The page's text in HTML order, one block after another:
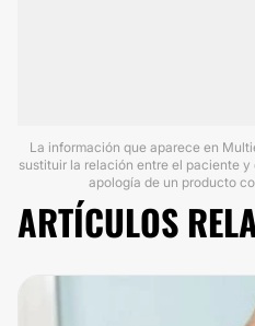
La información que aparece en
sustituir la relación entre el paciente
apología de un producto
ARTÍCULOS